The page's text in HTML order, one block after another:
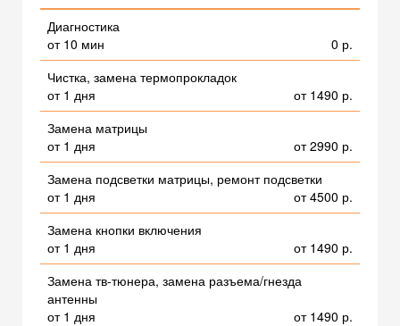
Диагностика
от 10 мин
0 р.
Чистка, замена термопрокладок
от 1 дня
от 1490 р.
Замена матрицы
от 1 дня
от 2990 р.
Замена подсветки матрицы, ремонт подсветки
от 1 дня
от 4500 р.
Замена кнопки включения
от 1 дня
от 1490 р.
Замена тв-тюнера, замена разъема/гнезда
антенны
от 1 дня
от 1490 р.